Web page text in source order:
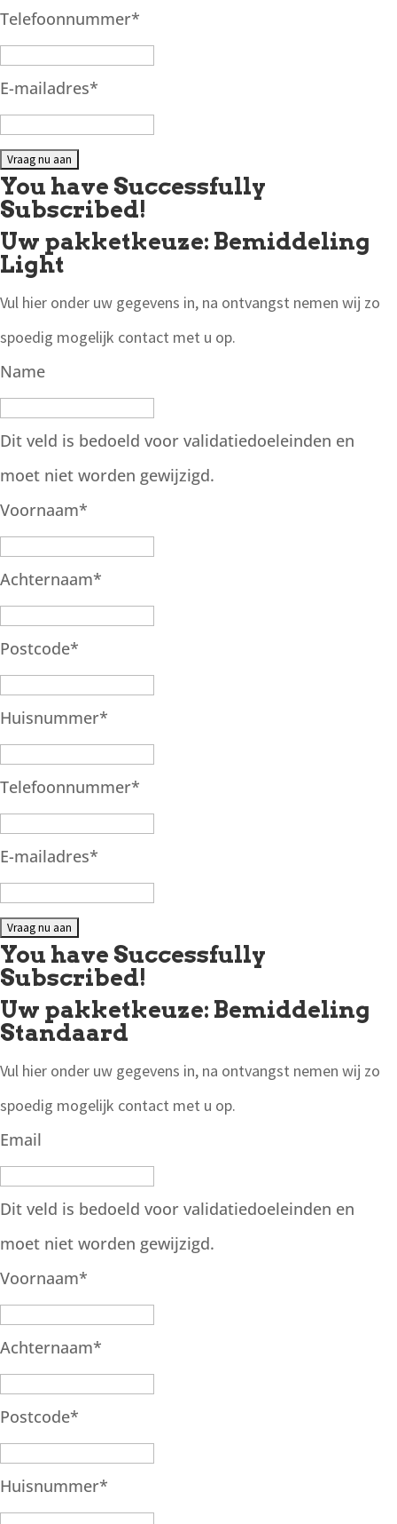
Telefoonnummer*
E-mailadres*
You have Successfully
Subscribed!
Uw pakketkeuze: Bemiddeling
Light
Vul hier onder uw gegevens in, na ontvangst nemen wij zo
spoedig mogelijk contact met u op.
Name
Dit veld is bedoeld voor validatiedoeleinden en
moet niet worden gewijzigd.
Voornaam*
Achternaam*
Postcode*
Huisnummer*
Telefoonnummer*
E-mailadres*
You have Successfully
Subscribed!
Uw pakketkeuze: Bemiddeling
Standaard
Vul hier onder uw gegevens in, na ontvangst nemen wij zo
spoedig mogelijk contact met u op.
Email
Dit veld is bedoeld voor validatiedoeleinden en
moet niet worden gewijzigd.
Voornaam*
Achternaam*
Postcode*
Huisnummer*